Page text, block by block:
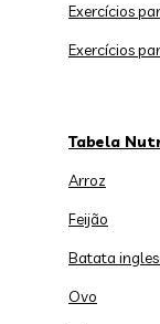
Exercícios
Exercícios
Tabela
Arroz
Feijão
Batata
Ovo